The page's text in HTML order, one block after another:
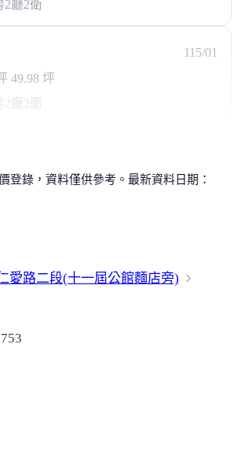
2廳2衛
115/01
49.98 坪
2廳2衛
登錄，資料僅供參考。最新資料日期：
愛路二段(十一屆公館麵店旁)